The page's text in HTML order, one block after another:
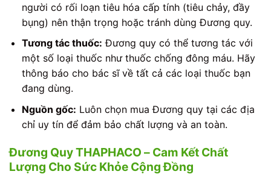
người có rối loạn tiêu hóa cấp tính (tiêu chảy, đầy
bụng) nên thận trọng hoặc tránh dùng Đương quy.
Tương tác thuốc: Đương quy có thể tương tác với
một số loại thuốc như thuốc chống đông máu. Hãy
thông báo cho bác sĩ về tất cả các loại thuốc bạn
đang dùng.
Nguồn gốc: Luôn chọn mua Đương quy tại các địa
chỉ uy tín để đảm bảo chất lượng và an toàn.
Đương Quy THAPHACO – Cam Kết Chất
Lượng Cho Sức Khỏe Cộng Đồng